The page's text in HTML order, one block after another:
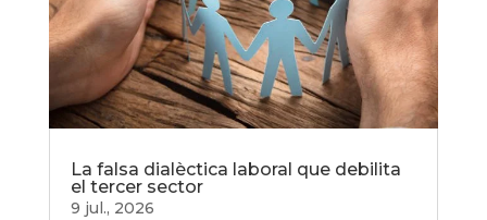
La falsa dialèctica laboral que debilita
el tercer sector
9 jul., 2026